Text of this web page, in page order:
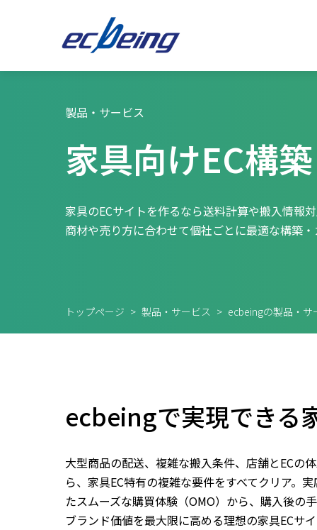
製品・サービス
家具向けEC構築
家具のECサイトを作るなら送料計算や搬入情報
商材や売り方に合わせて個社ごとに最適な構築
トップページ > 製品・サービス > ecbeingの製品・サ
ecbeingで実現できる
大型商品の配送、複雑な搬入条件、店舗とECの
ら、家具EC特有の複雑な要件をすべてクリア。
たスムーズな購買体験（OMO）から、購入後の
ブランド価値を最大限に高める理想の家具ECサ